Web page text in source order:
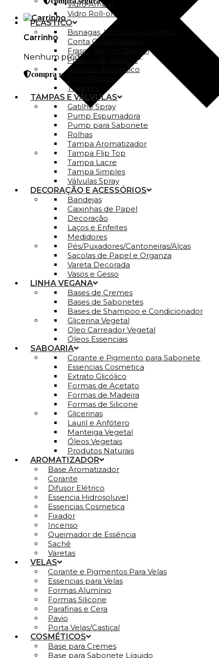
Carrinho
Nenhum produto no carrinho.
compra segura
Vidro Ambar
Vidro Roll-on
PLÁSTICO
Bisnagas, Latinhas e caixinhas
Conta Gotas Plástico
Frasco Roll-on/Batom
Frascos de Plástico
Garrafas de Plástico
Tubetes
TAMPAS E VÁLVULAS
Gatilho Spray
Pump Espumadora
Pump para Sabonete
Rolhas
Tampa Aromatizador
Tampa Flip Top
Tampa Lacre
Tampa Simples
Válvulas Spray
DECORAÇÃO E ACESSÓRIOS
Bandejas
Caixinhas de Papel
Decoração
Laços e Enfeites
Medidores
Pés/Puxadores/Cantoneiras/Alças
Sacolas de Papel e Organza
Vareta Decorada
Vasos e Gesso
LINHA VEGANA
Bases de Cremes
Bases de Sabonetes
Bases de Shampoo e Condicionador
Glicerina Vegetal
Oleo Carreador Vegetal
Óleos Essenciais
SABOARIA
Corante e Pigmento para Sabonete
Essencias Cosmetica
Extrato Glicólico
Formas de Acetato
Formas de Madeira
Formas de Silicone
Glicerinas
Lauril e Anfótero
Manteiga Vegetal
Óleos Vegetais
Produtos Naturais
AROMATIZADOR
Base Aromatizador
Corante
Difusor Elétrico
Essencia Hidrosoluvel
Essencias Cosmetica
Fixador
Incenso
Queimador de Essência
Sachê
Varetas
VELAS
Corante e Pigmentos Para Velas
Essencias para Velas
Formas Alumínio
Formas Silicone
Parafinas e Cera
Pavio
Porta Velas/Castiçal
COSMÉTICOS
Base para Cremes
Base para Sabonete Líquido